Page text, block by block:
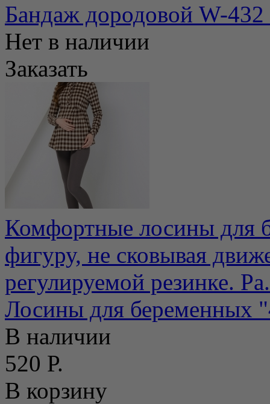
Бандаж дородовой W-
Нет в наличии
Заказать
Комфортные лосины для
фигуру, не сковывая
регулируемой резинке.
Лосины для беременных
В наличии
520 Р.
В корзину